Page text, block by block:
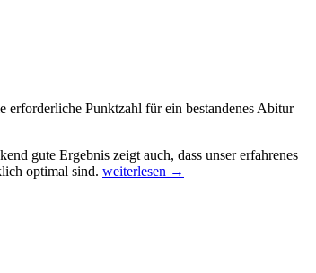
erforderliche Punktzahl für ein bestandenes Abitur
gute Ergebnis zeigt auch, dass unser erfahrenes
optimal sind. Bilanz
weiterlesen →